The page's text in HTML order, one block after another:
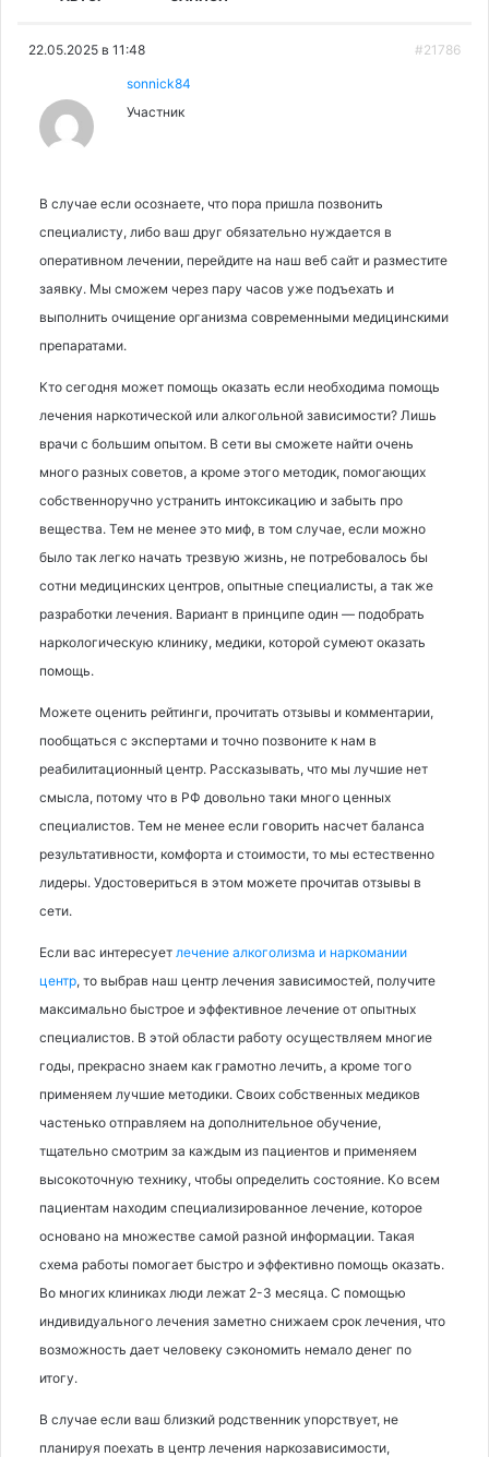
22.05.2025 в 11:48 #21786
sonnick84
Участник
В случае если осознаете, что пора пришла позвонить
специалисту, либо ваш друг обязательно нуждается в
оперативном лечении, перейдите на наш веб сайт и разместите
заявку. Мы сможем через пару часов уже подъехать и
выполнить очищение организма современными медицинскими
препаратами.
Кто сегодня может помощь оказать если необходима помощь
лечения наркотической или алкогольной зависимости? Лишь
врачи с большим опытом. В сети вы сможете найти очень
много разных советов, а кроме этого методик, помогающих
собственноручно устранить интоксикацию и забыть про
вещества. Тем не менее это миф, в том случае, если можно
было так легко начать трезвую жизнь, не потребовалось бы
сотни медицинских центров, опытные специалисты, а так же
разработки лечения. Вариант в принципе один — подобрать
наркологическую клинику, медики, которой сумеют оказать
помощь.
Можете оценить рейтинги, прочитать отзывы и комментарии,
пообщаться с экспертами и точно позвоните к нам в
реабилитационный центр. Рассказывать, что мы лучшие нет
смысла, потому что в РФ довольно таки много ценных
специалистов. Тем не менее если говорить насчет баланса
результативности, комфорта и стоимости, то мы естественно
лидеры. Удостовериться в этом можете прочитав отзывы в
сети.
Если вас интересует лечение алкоголизма и наркомании
центр, то выбрав наш центр лечения зависимостей, получите
максимально быстрое и эффективное лечение от опытных
специалистов. В этой области работу осуществляем многие
годы, прекрасно знаем как грамотно лечить, а кроме того
применяем лучшие методики. Своих собственных медиков
частенько отправляем на дополнительное обучение,
тщательно смотрим за каждым из пациентов и применяем
высокоточную технику, чтобы определить состояние. Ко всем
пациентам находим специализированное лечение, которое
основано на множестве самой разной информации. Такая
схема работы помогает быстро и эффективно помощь оказать.
Во многих клиниках люди лежат 2-3 месяца. С помощью
индивидуального лечения заметно снижаем срок лечения, что
возможность дает человеку сэкономить немало денег по
итогу.
В случае если ваш близкий родственник упорствует, не
планируя поехать в центр лечения наркозависимости,